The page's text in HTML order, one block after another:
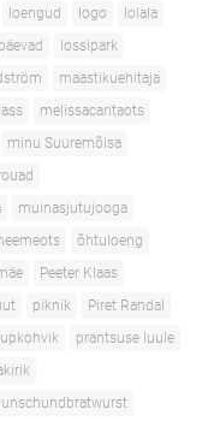
loengud logo
lolala
lossipark
maastikuehitaja
melissacaritaots
minu Suuremõisa
muinasjutujooga
õhtuloeng
Peeter Klaas
piknik
Piret Randal
prantsuse luule